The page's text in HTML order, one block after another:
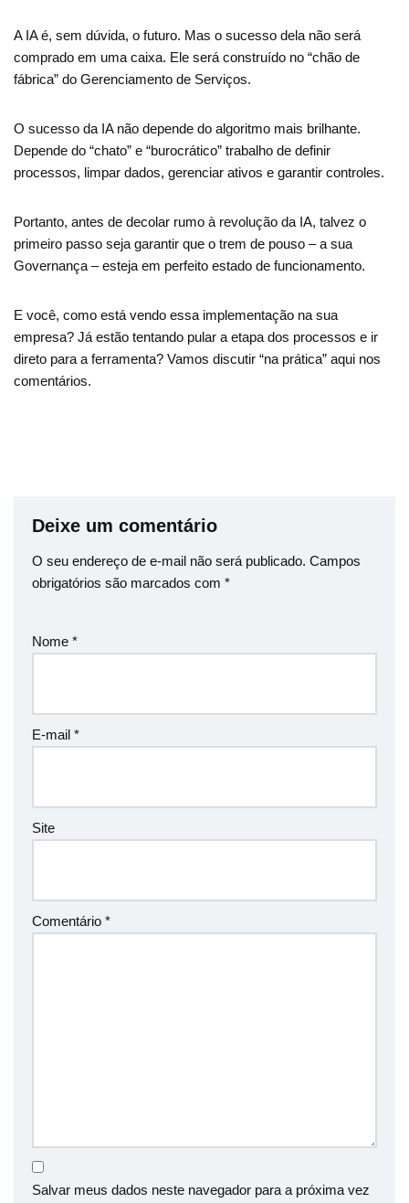
A IA é, sem dúvida, o futuro. Mas o sucesso dela não será
comprado em uma caixa. Ele será construído no “chão de
fábrica” do Gerenciamento de Serviços.
O sucesso da IA não depende do algoritmo mais brilhante.
Depende do “chato” e “burocrático” trabalho de definir
processos, limpar dados, gerenciar ativos e garantir controles.
Portanto, antes de decolar rumo à revolução da IA, talvez o
primeiro passo seja garantir que o trem de pouso – a sua
Governança – esteja em perfeito estado de funcionamento.
E você, como está vendo essa implementação na sua
empresa? Já estão tentando pular a etapa dos processos e ir
direto para a ferramenta? Vamos discutir “na prática” aqui nos
comentários.
Deixe um comentário
O seu endereço de e-mail não será publicado. Campos
obrigatórios são marcados com *
Nome *
E-mail *
Site
Comentário *
Salvar meus dados neste navegador para a próxima vez